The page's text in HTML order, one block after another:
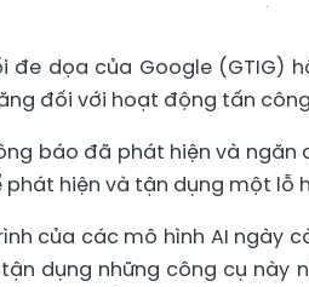
đe dọa của Google (GTIG)
đối với hoạt động tấn
báo đã phát hiện và
phát hiện và tận dụng một lỗ
của các mô hình AI ngày
dụng những công cụ này